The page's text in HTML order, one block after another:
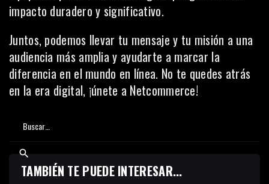
impacto duradero y significativo.
Juntos, podemos llevar tu mensaje y tu misión a una
audiencia más amplia y ayudarte a marcar la
diferencia en el mundo en línea. No te quedes atrás
en la era digital, ¡únete a Netcommerce!
TAMBIÉN TE PUEDE INTERESAR...